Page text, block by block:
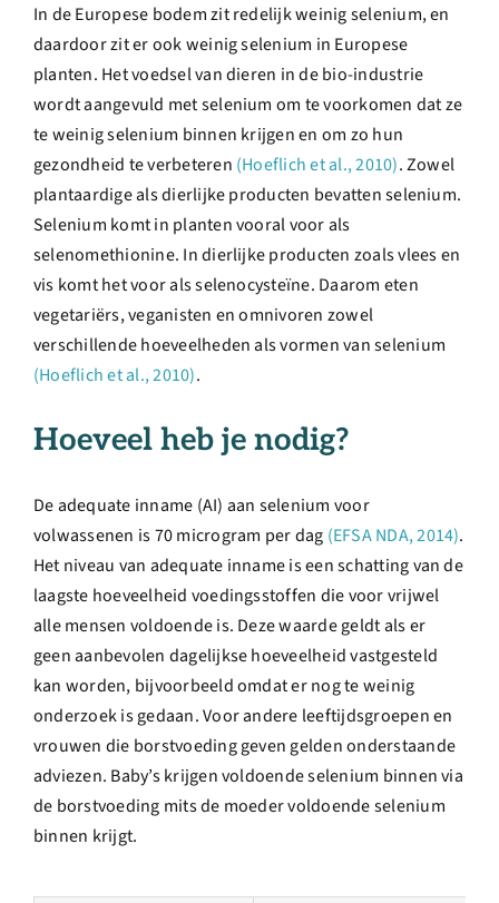
Shop
English
In de Europese bodem zit redelijk weinig selenium, en
daardoor zit er ook weinig selenium in Europese
planten. Het voedsel van dieren in de bio-industrie
wordt aangevuld met selenium om te voorkomen dat ze
te weinig selenium binnen krijgen en om zo hun
gezondheid te verbeteren (Hoeflich et al., 2010). Zowel
plantaardige als dierlijke producten bevatten selenium.
Selenium komt in planten vooral voor als
selenomethionine. In dierlijke producten zoals vlees en
vis komt het voor als selenocysteïne. Daarom eten
vegetariërs, veganisten en omnivoren zowel
verschillende hoeveelheden als vormen van selenium
(Hoeflich et al., 2010).
Hoeveel heb je nodig?
De adequate inname (AI) aan selenium voor
volwassenen is 70 microgram per dag (EFSA NDA, 2014).
Het niveau van adequate inname is een schatting van de
laagste hoeveelheid voedingsstoffen die voor vrijwel
alle mensen voldoende is. Deze waarde geldt als er
geen aanbevolen dagelijkse hoeveelheid vastgesteld
kan worden, bijvoorbeeld omdat er nog te weinig
onderzoek is gedaan. Voor andere leeftijdsgroepen en
vrouwen die borstvoeding geven gelden onderstaande
adviezen. Baby’s krijgen voldoende selenium binnen via
de borstvoeding mits de moeder voldoende selenium
binnen krijgt.